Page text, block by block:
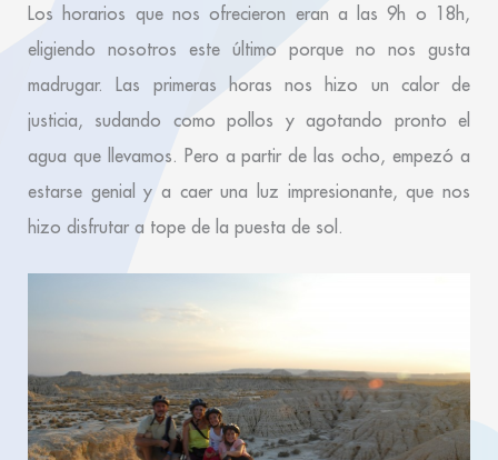
Los horarios que nos ofrecieron eran a las 9h o 18h,
eligiendo nosotros este último porque no nos gusta
madrugar. Las primeras horas nos hizo un calor de
justicia, sudando como pollos y agotando pronto el
agua que llevamos. Pero a partir de las ocho, empezó a
estarse genial y a caer una luz impresionante, que nos
hizo disfrutar a tope de la puesta de sol.